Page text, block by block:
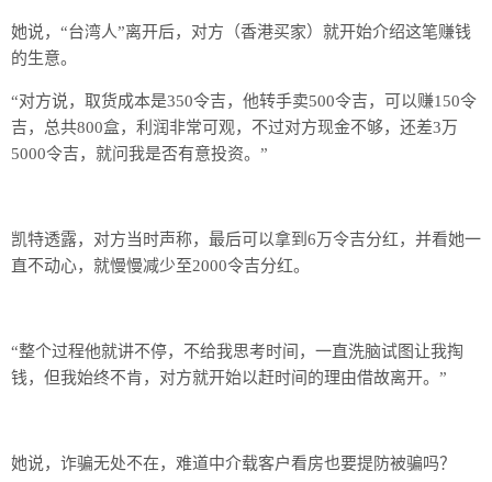
她说，“台湾人”离开后，对方（香港买家）就开始介绍这笔赚钱
的生意。
“对方说，取货成本是350令吉，他转手卖500令吉，可以赚150令
吉，总共800盒，利润非常可观，不过对方现金不够，还差3万
5000令吉，就问我是否有意投资。”
凯特透露，对方当时声称，最后可以拿到6万令吉分红，并看她一
直不动心，就慢慢减少至2000令吉分红。
“整个过程他就讲不停，不给我思考时间，一直洗脑试图让我掏
钱，但我始终不肯，对方就开始以赶时间的理由借故离开。”
她说，诈骗无处不在，难道中介载客户看房也要提防被骗吗？